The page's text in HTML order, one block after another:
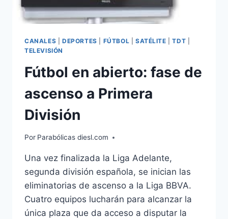
CANALES DEPORTES FÚTBOL SATÉLITE |TDT
TELEVISIÓN
Fútbol en abierto: fase de
ascenso a Primera
División
Por Parabólicas diesl.com
Una vez finalizada la Liga Adelante,
segunda división española, se inician las
eliminatorias de ascenso a la Liga BBVA.
Cuatro equipos lucharán para alcanzar la
única plaza que da acceso a disputar la